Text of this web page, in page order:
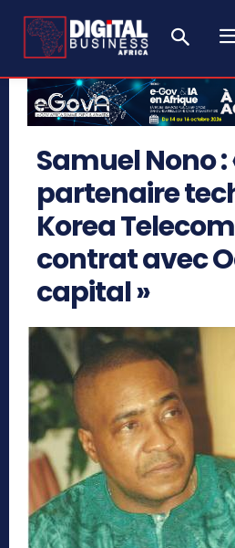
Samuel Nono :
partenaire
Korea
contrat avec
capital »